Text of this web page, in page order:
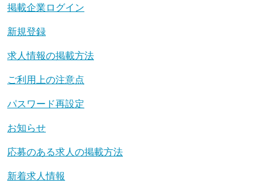
掲載企業ログイン
新規登録
求人情報の掲載方法
ご利用上の注意点
パスワード再設定
お知らせ
応募のある求人の掲載方法
新着求人情報